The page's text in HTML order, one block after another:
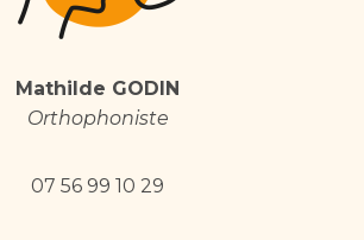
Mathilde GODIN
Orthophoniste
07 56 99 10 29